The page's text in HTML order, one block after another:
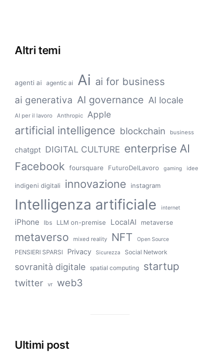
Altri temi
agenti ai agentic ai Ai ai for business
ai generativa AI governance AI locale
AI per il lavoro Anthropic Apple
artificial intelligence blockchain business
chatgpt DIGITAL CULTURE enterprise AI
Facebook foursquare FuturoDelLavoro gaming idee
indigeni digitali innovazione instagram
Intelligenza artificiale internet
iPhone lbs LLM on-premise LocalAI metaverse
metaverso mixed reality NFT Open Source
PENSIERI SPARSI Privacy Sicurezza Social Network
sovranità digitale spatial computing startup
twitter vr web3
Ultimi post